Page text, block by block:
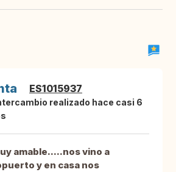
ES1015937
realizado hace casi 6
amable.....nos vino a
y en casa nos